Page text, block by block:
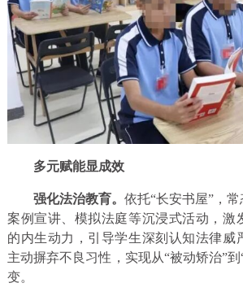
多元赋能显成效
强化法治教育。 依托“长安书屋”，常
案例宣讲、模拟法庭等沉浸式活动，激
的内生动力，引导学生深刻认知法律威
主动摒弃不良习性，实现从“被动矫治”
变。